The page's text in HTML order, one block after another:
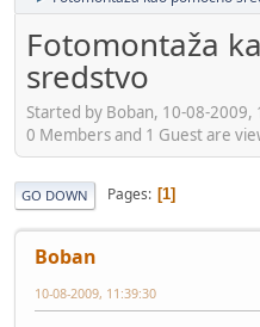
Fotomontaža
sredstvo
Started by Boban, 10-08-2009,
0 Members and 1 Guest are
GO DOWN Pages 1
Boban
10-08-2009, 11:39:30